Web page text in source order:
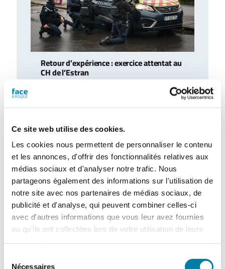
Ce site web utilise des cookies.
Les cookies nous permettent de personnaliser le contenu
et les annonces, d'offrir des fonctionnalités relatives aux
médias sociaux et d'analyser notre trafic. Nous
partageons également des informations sur l'utilisation de
notre site avec nos partenaires de médias sociaux, de
publicité et d'analyse, qui peuvent combiner celles-ci
avec d'autres informations que vous leur avez fournies
ou qu'ils ont collectées lors de votre utilisation de leurs
Nécessaires
Retour d’expérience : exercice attentat au
CH de l’Estran
Le centre hospitalier de l’Estran a organisé,
le 10 février 2026, un exercice attentat
terroriste de grande ampleur. Romain…
ce que change l’arrêté du 16 juillet 2026